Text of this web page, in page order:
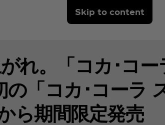
Skip to content
れ。「コカ･コ
「コカ･コーラ
ら期間限定発売